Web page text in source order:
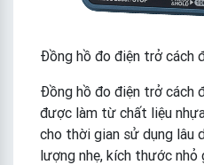
Đồng hồ đo điện trở cách
Đồng hồ đo điện trở cách
được làm từ chất liệu
cho thời gian sử dụng lâu
lượng nhẹ, kích thước nhỏ